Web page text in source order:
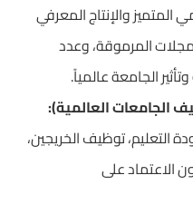
المتميز والإنتاج المعرفي
المرموقة، وعدد
الجامعة عالمياً.
توظيف الخريجين،
الاعتماد على